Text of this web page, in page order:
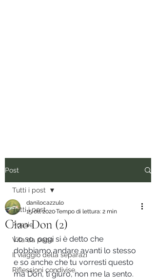
Post
Tutti i post
Poesie
Vita da papà
Il viaggio della separazi
Riflessioni condivise.
Tutti i post
Ciao Don (2)
danilocazzulo
15 ott 2020Tempo di lettura: 2 min
Lo so, oggi si è detto che
dobbiamo andare avanti lo stesso
e so anche che tu vorresti questo
ma Don, ti giuro, non me la sento.